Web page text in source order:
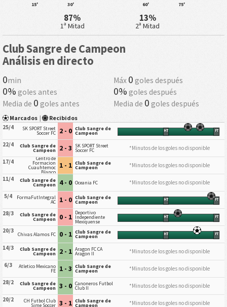
15' 30' 60' 75'
87%
1ª Mitad
13%
2ª Mitad
Club Sangre de Campeon
Análisis en directo
0min Máx 0 goles después
0% goles antes 0% goles después
Media de 0 goles antes Media de 0 goles después
Marcados | Recibidos
25/4 SK SPORT Street
Soccer FC 2 - 0 Club Sangre de
Campeon HT FT
22/4 Club Sangre de
Campeon 2 - 3 SK SPORT Street
Soccer FC
*Minutos de los goles no disponible
17/4
Centro de
Formacion
Cuauhtemoc
Blanco
1 - 1 Club Sangre de
Campeon
*Minutos de los goles no disponible
11/4
Club Sangre de
Campeon 4 - 0 Oceania FC
*Minutos de los goles no disponible
5/4
FormaFutIntegral
AC 1 - 0 Club Sangre de
Campeon HT FT
28/3 Club Sangre de
Campeon 0 - 1 Deportivo
Independiente
Mexiquense
HT FT
20/3 Chivas Alamos FC 0 - 1 Club Sangre de
Campeon HT FT
14/3 Club Sangre de
Campeon 2 - 1 Aragon FC CA
Aragon II
*Minutos de los goles no disponible
6/3
Atletico Mexicano
FE 1 - 3 Club Sangre de
Campeon
*Minutos de los goles no disponible
28/2
Club Sangre de
Campeon 3 - 0 Canoneros Futbol
Club II
*Minutos de los goles no disponible
20/2
CH Futbol Club
Sime Soccer 3 - 1 Club Sangre de
Campeon *Minutos de los goles no disponible